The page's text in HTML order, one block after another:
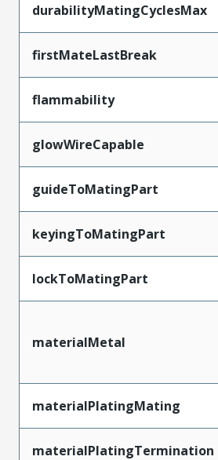
durabilityMatingCyclesMax
firstMateLastBreak
flammability
glowWireCapable
guideToMatingPart
keyingToMatingPart
lockToMatingPart
materialMetal
materialPlatingMating
materialPlatingTermination